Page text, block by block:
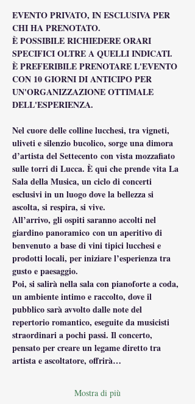
EVENTO PRIVATO, IN ESCLUSIVA PER
CHI HA PRENOTATO.
È POSSIBILE RICHIEDERE ORARI
SPECIFICI OLTRE A QUELLI INDICATI.
È PREFERIBILE PRENOTARE L'EVENTO
CON 10 GIORNI DI ANTICIPO PER
UN'ORGANIZZAZIONE OTTIMALE
DELL'ESPERIENZA.
Nel cuore delle colline lucchesi, tra vigneti,
uliveti e silenzio bucolico, sorge una dimora
d’artista del Settecento con vista mozzafiato
sulle torri di Lucca. È qui che prende vita La
Sala della Musica, un ciclo di concerti
esclusivi in un luogo dove la bellezza si
ascolta, si respira, si vive.
All’arrivo, gli ospiti saranno accolti nel
giardino panoramico con un aperitivo di
benvenuto a base di vini tipici lucchesi e
prodotti locali, per iniziare l’esperienza tra
gusto e paesaggio.
Poi, si salirà nella sala con pianoforte a coda,
un ambiente intimo e raccolto, dove il
pubblico sarà avvolto dalle note del
repertorio romantico, eseguite da musicisti
straordinari a pochi passi. Il concerto,
pensato per creare un legame diretto tra
artista e ascoltatore, offrirà…
Mostra di più